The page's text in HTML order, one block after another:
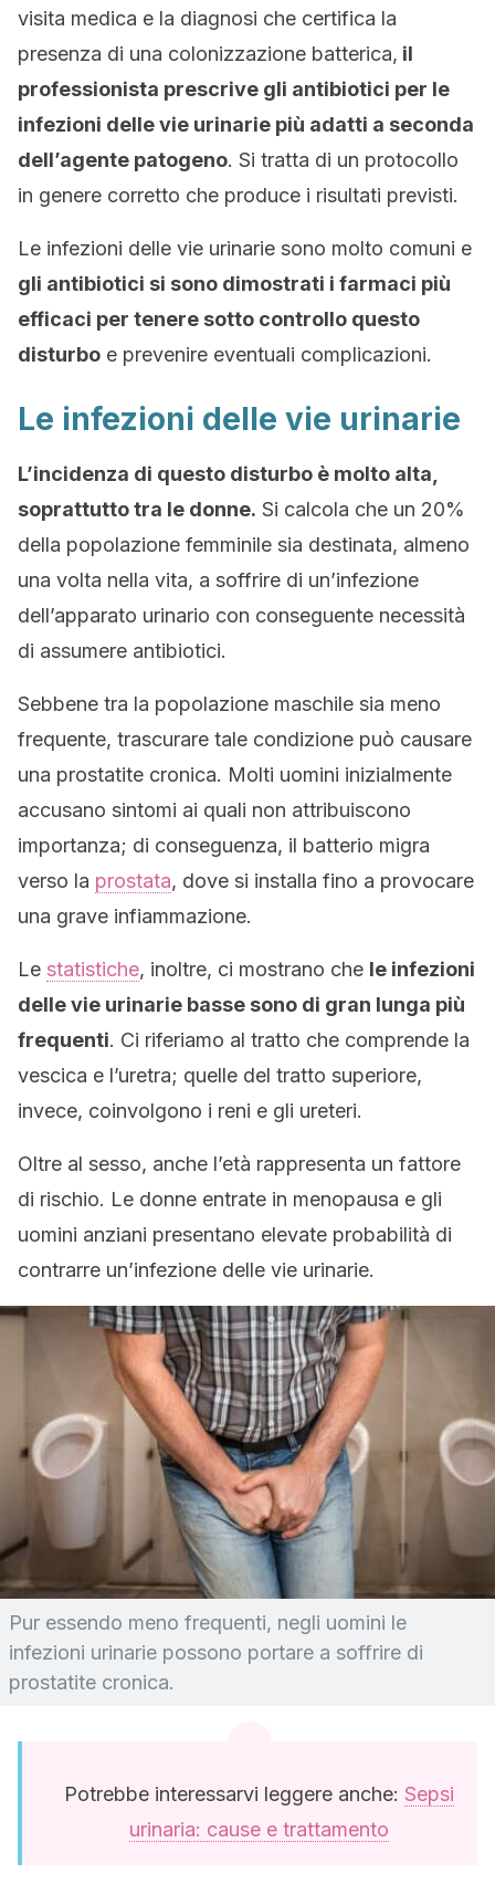
visita medica e la diagnosi che certifica la
presenza di una colonizzazione batterica, il
professionista prescrive gli antibiotici per le
infezioni delle vie urinarie più adatti a seconda
dell’agente patogeno. Si tratta di un protocollo
in genere corretto che produce i risultati previsti.
Le infezioni delle vie urinarie sono molto comuni e
gli antibiotici si sono dimostrati i farmaci più
efficaci per tenere sotto controllo questo
disturbo e prevenire eventuali complicazioni.
Le infezioni delle vie urinarie
L’incidenza di questo disturbo è molto alta,
soprattutto tra le donne. Si calcola che un 20%
della popolazione femminile sia destinata, almeno
una volta nella vita, a soffrire di un’infezione
dell’apparato urinario con conseguente necessità
di assumere antibiotici.
Sebbene tra la popolazione maschile sia meno
frequente, trascurare tale condizione può causare
una prostatite cronica. Molti uomini inizialmente
accusano sintomi ai quali non attribuiscono
importanza; di conseguenza, il batterio migra
verso la prostata, dove si installa fino a provocare
una grave infiammazione.
Le statistiche, inoltre, ci mostrano che le infezioni
delle vie urinarie basse sono di gran lunga più
frequenti. Ci riferiamo al tratto che comprende la
vescica e l’uretra; quelle del tratto superiore,
invece, coinvolgono i reni e gli ureteri.
Oltre al sesso, anche l’età rappresenta un fattore
di rischio. Le donne entrate in menopausa e gli
uomini anziani presentano elevate probabilità di
contrarre un’infezione delle vie urinarie.
Pur essendo meno frequenti, negli uomini le
infezioni urinarie possono portare a soffrire di
prostatite cronica.
Potrebbe interessarvi leggere anche: Sepsi
urinaria: cause e trattamento